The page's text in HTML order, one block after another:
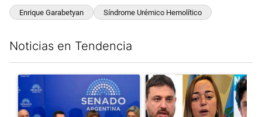
Enrique Garabetyan Síndrome Urémico Hemolítico
Noticias en Tendencia
Un artículo de tendencia con el título "Ley de Tierras: ante el
Un artículo de tendencia con